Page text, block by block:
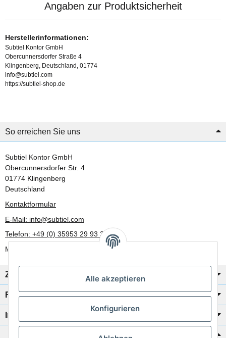
Alle akzeptieren
Konfigurieren
Angaben zur Produktsicherheit
Herstellerinformationen:
Subtiel Kontor GmbH
Obercunnersdorfer Straße 4
Klingenberg, Deutschland, 01774
info@subtiel.com
https://subtiel-shop.de
So erreichen Sie uns
Subtiel Kontor GmbH
Obercunnersdorfer Str. 4
01774 Klingenberg
Deutschland
Kontaktformular
E-Mail: info@subtiel.com
Telefon: +49 (0) 35953 29 93 30
Mo-Fr: 8:00 Uhr - 17:00 Uhr
Zahlung/Versand
Rechtliches
Informationen
Katalog zur Hand?